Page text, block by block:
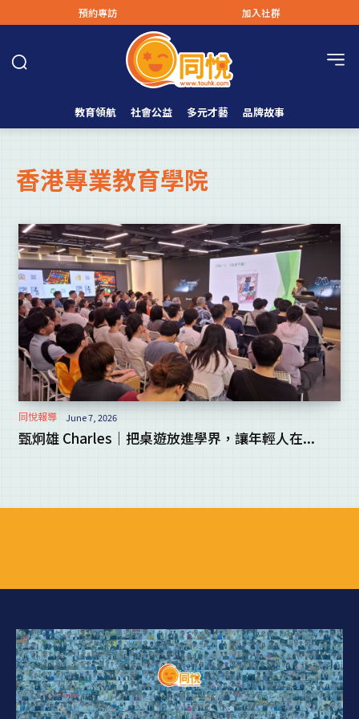
預約專訪 加入社群
教育領航 社會公益 多元才藝 品牌故事
香港專業教育學院
同悅報導 June 7, 2026
甄炯雄 Charles｜把桌遊放進學界，讓年輕人在...